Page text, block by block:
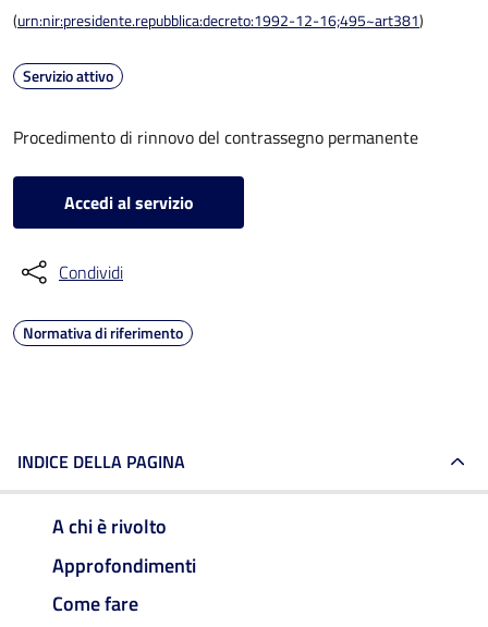
(urn:nir:presidente.repubblica:decreto:1992-12-16;495~art381)
Servizio attivo
Procedimento di rinnovo del contrassegno permanente
Accedi al servizio
Condividi
Normativa di riferimento
INDICE DELLA PAGINA
A chi è rivolto
Approfondimenti
Come fare